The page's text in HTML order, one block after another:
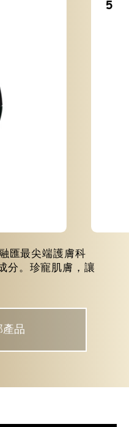
5
匯最尖端護膚科
分。珍寵肌膚，讓
產品